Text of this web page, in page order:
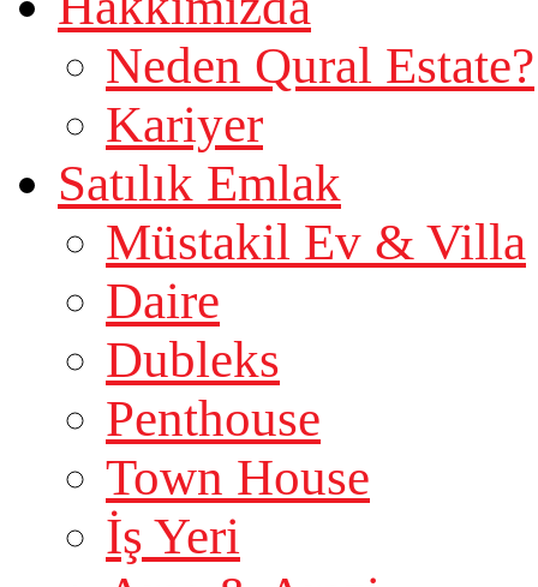
Neden Qural Estate?
Kariyer
Satılık Emlak
Müstakil Ev & Villa
Daire
Dubleks
Penthouse
Town House
İş Yeri